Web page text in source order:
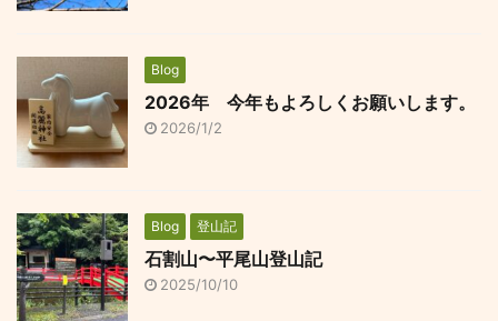
Blog
2026年 今年もよろしくお願いします。
2026/1/2
Blog 登山記
石割山〜平尾山登山記
2025/10/10